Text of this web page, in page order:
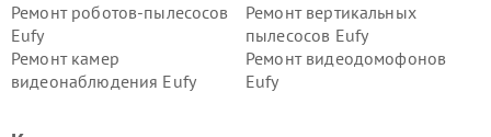
Ремонт роботов-пылесосов
Eufy
Ремонт вертикальных
пылесосов Eufy
Ремонт камер
видеонаблюдения Eufy
Ремонт видеодомофонов
Eufy